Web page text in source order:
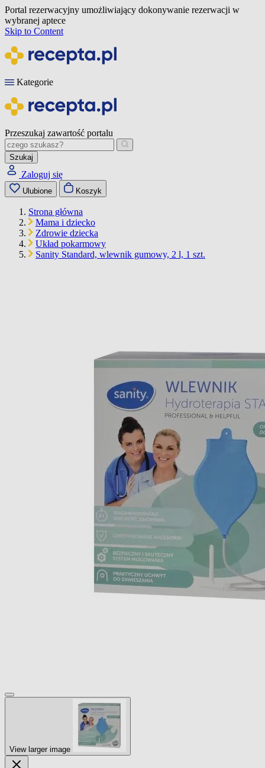
Portal rezerwacyjny umożliwiający dokonywanie rezerwacji w
wybranej aptece
Skip to Content
Kategorie
Przeszukaj zawartość portalu
Szukaj
Zaloguj się
Ulubione Koszyk
Strona główna
Mama i dziecko
Zdrowie dziecka
Układ pokarmowy
Sanity Standard, wlewnik gumowy, 2 l, 1 szt.
View larger image